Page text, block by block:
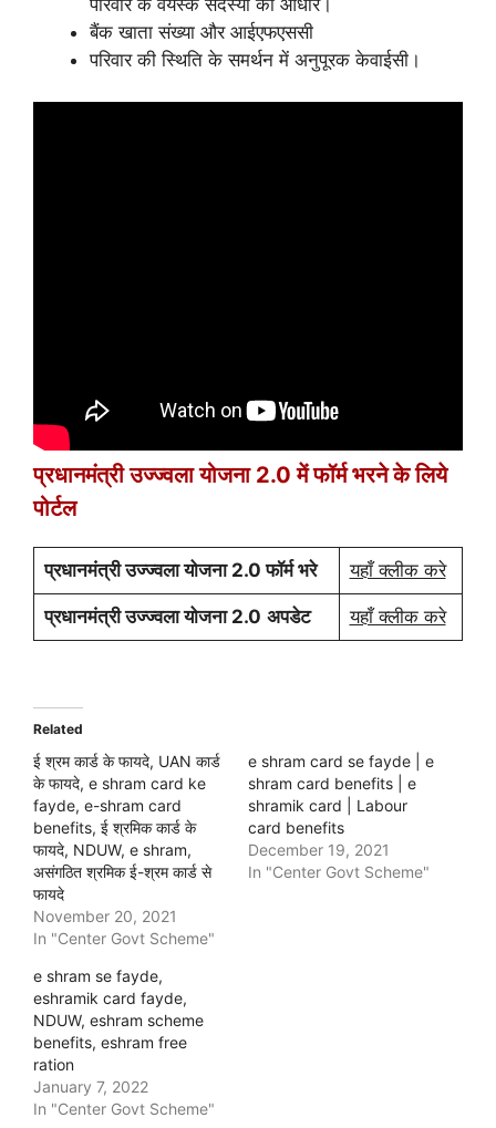
बैंक खाता संख्या और आईएफएससी
परिवार की स्थिति के समर्थन में अनुपूरक केवाईसी।
प्रधानमंत्री उज्ज्वला योजना 2.0 में फॉर्म भरने के लिये
पोर्टल
प्रधानमंत्री उज्ज्वला योजना 2.0 फॉर्म भरे यहाँ क्लीक करे
प्रधानमंत्री उज्ज्वला योजना 2.0 अपडेट यहाँ क्लीक करे
Related
ई श्रम कार्ड के फायदे, UAN कार्ड
के फायदे, e shram card ke
fayde, e-shram card
benefits, ई श्रमिक कार्ड के
फायदे, NDUW, e shram,
असंगठित श्रमिक ई-श्रम कार्ड से
फायदे
November 20, 2021
In "Center Govt Scheme"
e shram card se fayde | e
shram card benefits | e
shramik card | Labour
card benefits
December 19, 2021
In "Center Govt Scheme"
e shram se fayde,
eshramik card fayde,
NDUW, eshram scheme
benefits, eshram free
ration
January 7, 2022
In "Center Govt Scheme"